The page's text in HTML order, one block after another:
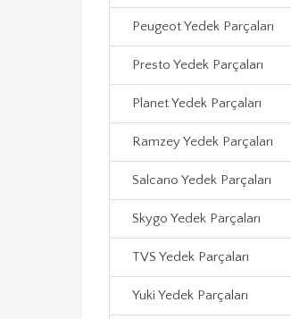
Peugeot Yedek Parçaları
Presto Yedek Parçaları
Planet Yedek Parçaları
Ramzey Yedek Parçaları
Salcano Yedek Parçaları
Skygo Yedek Parçaları
TVS Yedek Parçaları
Yuki Yedek Parçaları